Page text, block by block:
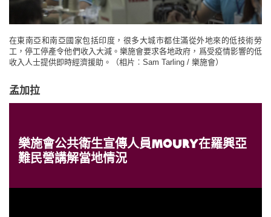
在東南亞和南亞國家包括印度，很多大城市都住滿從外地來的低技術勞
工，停工停產令他們收入大減。樂施會要求各地政府，爲受疫情影響的低
收入人士提供即時經濟援助。（相片︰Sam Tarling / 樂施會）
孟加拉
樂施會公共衛生宣傳人員Moury在羅興亞
難民營講解當地情況